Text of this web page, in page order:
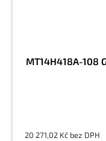
MT14H418A-108
20 271,02 Kč bez DPH